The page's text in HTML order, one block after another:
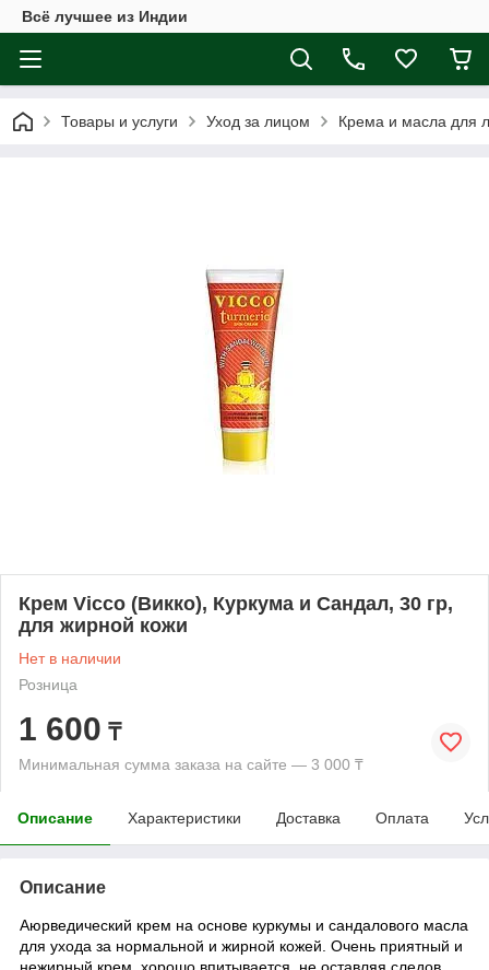
Всё лучшее из Индии
Товары и услуги Уход за лицом Крема и масла для
Крем Vicco (Викко), Куркума и Сандал, 30 гр,
для жирной кожи
Нет в наличии
Розница
1 600 ₸
Минимальная сумма заказа на сайте — 3 000 ₸
Описание Характеристики Доставка Оплата
Описание
Аюрведический крем на основе куркумы и сандалового масла
для ухода за нормальной и жирной кожей. Очень приятный и
нежирный крем, хорошо впитывается, не оставляя следов,